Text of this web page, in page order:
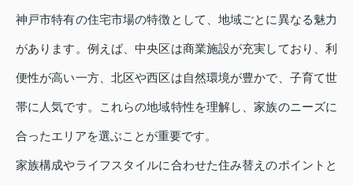
神戸市特有の住宅市場の特徴として、地域ごとに異なる魅力
があります。例えば、中央区は商業施設が充実しており、利
便性が高い一方、北区や西区は自然環境が豊かで、子育て世
帯に人気です。これらの地域特性を理解し、家族のニーズに
合ったエリアを選ぶことが重要です。
家族構成やライフスタイルに合わせた住み替えのポイントと